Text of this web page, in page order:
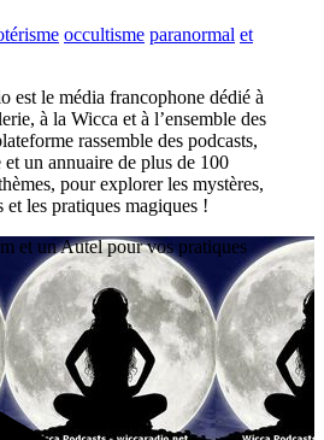
occultisme paranormal et
est le média francophone dédié à
à la Wicca et à l’ensemble des
rassemble des podcasts,
un annuaire de plus de 100
pour explorer les mystères,
les pratiques magiques !
et un Autel pour vos pratiques